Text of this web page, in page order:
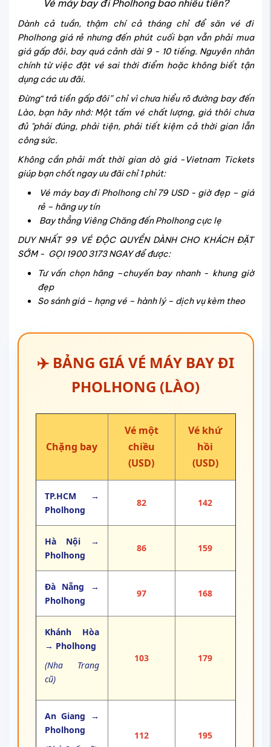
Vé máy bay đi Pholhong bao nhiêu tiền?
Dành cả tuần, thậm chí cả tháng chỉ để săn vé đi
Pholhong giá rẻ nhưng đến phút cuối bạn vẫn phải mua
giá gấp đôi, bay quá cảnh dài 9 - 10 tiếng. Nguyên nhân
chính từ việc đặt vé sai thời điểm hoặc không biết tận
dụng các ưu đãi.
Đừng“ trả tiền gấp đôi” chỉ vì chưa hiểu rõ đường bay đến
Lào, bạn hãy nhớ: Một tấm vé chất lượng, giá thôi chưa
đủ "phải đúng, phải tiện, phải tiết kiệm cả thời gian lẫn
công sức.
Không cần phải mất thời gian dò giá -Vietnam Tickets
giúp bạn chốt ngay ưu đãi chỉ 1 phút:
Vé máy bay đi Pholhong chỉ 79 USD - giờ đẹp – giá
rẻ – hãng uy tín
Bay thẳng Viêng Chăng đến Pholhong cực lẹ
DUY NHẤT 99 VÉ ĐỘC QUYỀN DÀNH CHO KHÁCH ĐẶT
SỚM - GỌI 1900 3173 NGAY để được:
Tư vấn chọn hãng –chuyến bay nhanh - khung giờ
đẹp
So sánh giá – hạng vé – hành lý – dịch vụ kèm theo
✈️ BẢNG GIÁ VÉ MÁY BAY ĐI
PHOLHONG (LÀO)
Chặng bay
Vé một
chiều
(USD)
Vé khứ
hồi
(USD)
TP.HCM →
Pholhong
82 142
Hà Nội →
Pholhong
86 159
Đà Nẵng →
Pholhong
97 168
Khánh Hòa
→ Pholhong
(Nha Trang
cũ)
103 179
An Giang →
Pholhong
112 195